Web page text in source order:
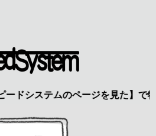
ページを見た】で特典あり 興味